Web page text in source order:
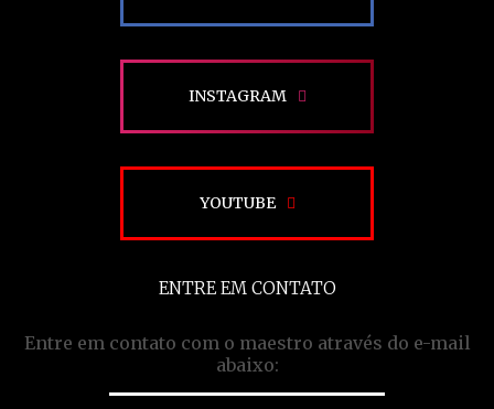
INSTAGRAM
YOUTUBE
ENTRE EM CONTATO
Entre em contato com o maestro através do e-mail
abaixo: